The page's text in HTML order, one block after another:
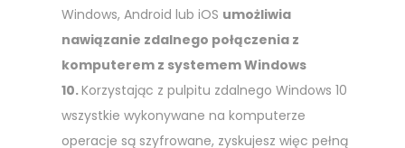
Windows, Android lub iOS umożliwia
nawiązanie zdalnego połączenia z
komputerem z systemem Windows
10.Korzystając z pulpitu zdalnego Windows 10
wszystkie wykonywane na komputerze
operacje są szyfrowane, zyskujesz więc pełną